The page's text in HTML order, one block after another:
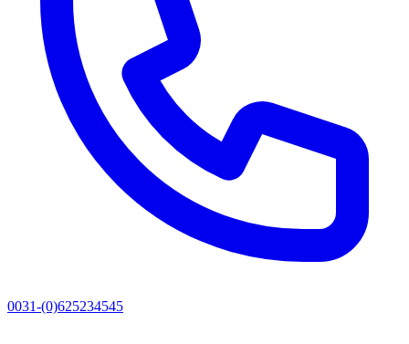
0031-(0)625234545